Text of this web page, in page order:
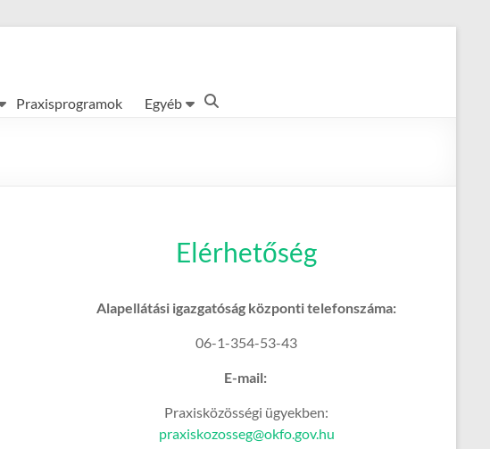
Praxisprogramok Egyéb
Elérhetőség
Alapellátási igazgatóság központi telefonszáma:
06-1-354-53-43
E-mail:
Praxisközösségi ügyekben:
praxiskozosseg@okfo.gov.hu